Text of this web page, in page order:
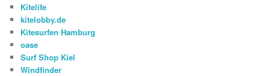
Kitelife
kitelobby.de
Kitesurfen Hamburg
oase
Surf Shop Kiel
Windfinder